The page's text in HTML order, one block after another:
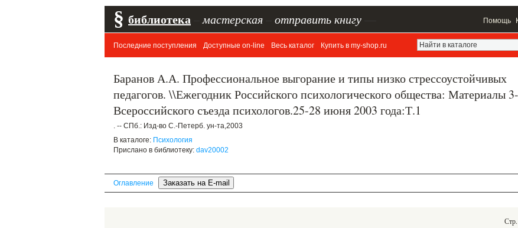
§ библиотека мастерская отправить книгу Помощь
Последние поступления Доступные on-line Весь каталог Купить в my-shop.ru
Баранов А.А. Профессиональное выгорание и типы низко стрессоустойчивых
педагогов. \\Ежегодник Российского психологического общества: Материалы
Всероссийского съезда психологов.25-28 июня 2003 года:Т.1
. -- СПб.: Изд-во С.-Петерб. ун-та,2003
В каталоге: Психология
Прислано в библиотеку: dav20002
Оглавление